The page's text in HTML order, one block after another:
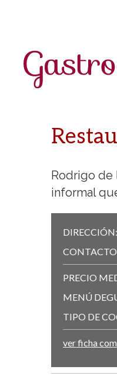
Rodrigo de
informal
DIRECCIÓN:
PRECIO
MENÚ
TIPO DE
ver ficha